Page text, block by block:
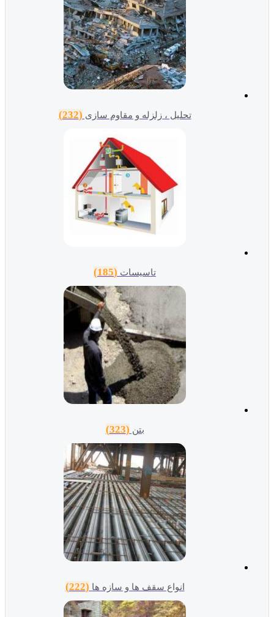
تحلیل ، زلزله و مقاوم سازی(232)
تاسیسات(185)
انواع سقف ها و سازه ها(222)